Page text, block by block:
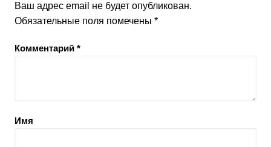
Ваш адрес email не будет опубликован.
Обязательные поля помечены *
Комментарий *
Имя